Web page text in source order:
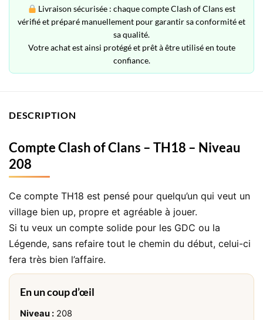
Livraison sécurisée : chaque compte Clash of Clans est
vérifié et préparé manuellement pour garantir sa conformité et
sa qualité.
Votre achat est ainsi protégé et prêt à être utilisé en toute
confiance.
DESCRIPTION
Compte Clash of Clans – TH18 – Niveau
208
Ce compte TH18 est pensé pour quelqu’un qui veut un
village bien up, propre et agréable à jouer.
Si tu veux un compte solide pour les GDC ou la
Légende, sans refaire tout le chemin du début, celui-ci
fera très bien l’affaire.
En un coup d’œil
Niveau : 208